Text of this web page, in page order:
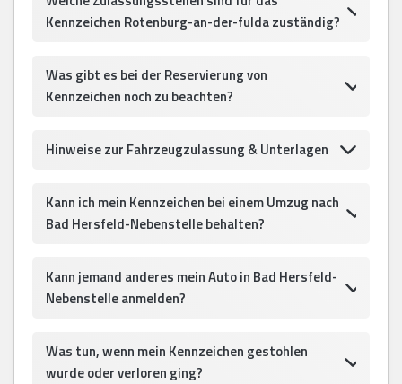
Kennzeichen Rotenburg-an-der-fulda zuständig?
Was gibt es bei der Reservierung von
Kennzeichen noch zu beachten?
Hinweise zur Fahrzeugzulassung & Unterlagen
Kann ich mein Kennzeichen bei einem Umzug nach
Bad Hersfeld-Nebenstelle behalten?
Kann jemand anderes mein Auto in Bad Hersfeld-
Nebenstelle anmelden?
Was tun, wenn mein Kennzeichen gestohlen
wurde oder verloren ging?